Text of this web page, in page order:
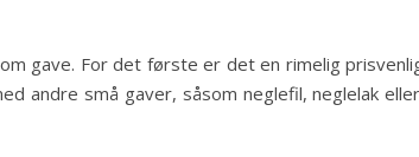
gave. For det første er det en rimelig
andre små gaver, såsom neglefil, neglelak